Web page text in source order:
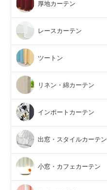
厚地カーテン
レースカーテン
ツートン
リネン・綿カーテン
インポートカーテン
出窓・スタイルカーテン
小窓・カフェカーテン